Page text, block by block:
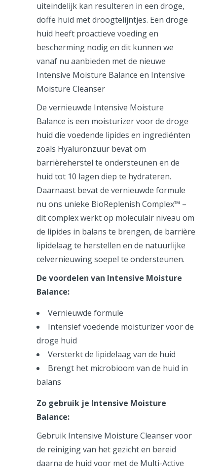
uiteindelijk kan resulteren in een droge,
doffe huid met droogtelijntjes. Een droge
huid heeft proactieve voeding en
bescherming nodig en dit kunnen we
vanaf nu aanbieden met de nieuwe
Intensive Moisture Balance en Intensive
Moisture Cleanser
De vernieuwde Intensive Moisture
Balance is een moisturizer voor de droge
huid die voedende lipides en ingrediënten
zoals Hyaluronzuur bevat om
barrièreherstel te ondersteunen en de
huid tot 10 lagen diep te hydrateren.
Daarnaast bevat de vernieuwde formule
nu ons unieke BioReplenish Complex™ –
dit complex werkt op moleculair niveau om
de lipides in balans te brengen, de barrière
lipidelaag te herstellen en de natuurlijke
celvernieuwing soepel te ondersteunen.
De voordelen van Intensive Moisture
Balance:
Vernieuwde formule
Intensief voedende moisturizer voor de
droge huid
Versterkt de lipidelaag van de huid
Brengt het microbioom van de huid in
balans
Zo gebruik je Intensive Moisture
Balance:
Gebruik Intensive Moisture Cleanser voor
de reiniging van het gezicht en bereid
daarna de huid voor met de Multi-Active